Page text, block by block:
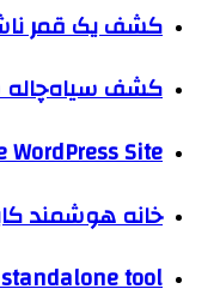
کشف یک قمر
کشف
Site
خانه هوشمند
tool?